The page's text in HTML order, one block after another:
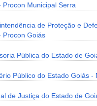
Procon Municipal Serra
de Proteção e
Procon Goiás
Pública do Estado de
Público do Estado Goiás -
de Justiça do Estado de